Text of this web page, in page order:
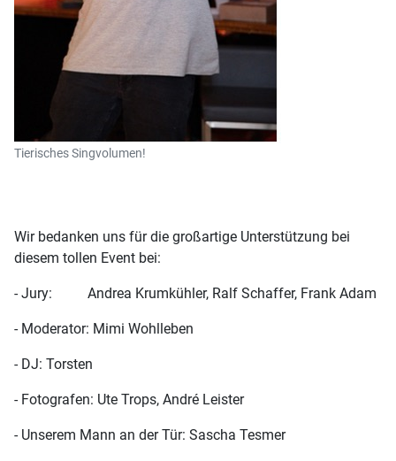
Tierisches Singvolumen!
Wir bedanken uns für die großartige Unterstützung bei
diesem tollen Event bei:
- Jury: Andrea Krumkühler, Ralf Schaffer, Frank Adam
- Moderator: Mimi Wohlleben
- DJ: Torsten
- Fotografen: Ute Trops, André Leister
- Unserem Mann an der Tür: Sascha Tesmer